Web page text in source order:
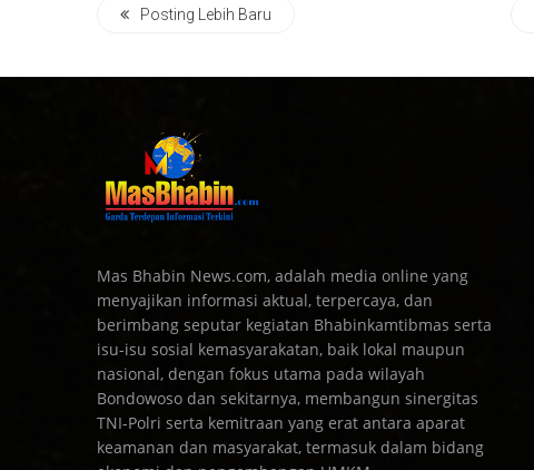
Posting Lebih Baru
Mas Bhabin News.com, adalah media online yang
menyajikan informasi aktual, terpercaya, dan
berimbang seputar kegiatan Bhabinkamtibmas serta
isu-isu sosial kemasyarakatan, baik lokal maupun
nasional, dengan fokus utama pada wilayah
Bondowoso dan sekitarnya, membangun sinergitas
TNI-Polri serta kemitraan yang erat antara aparat
keamanan dan masyarakat, termasuk dalam bidang